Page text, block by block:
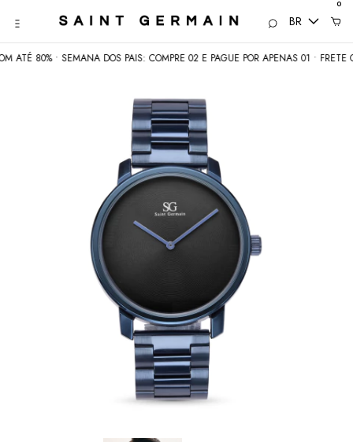
BR
0
• SEMANA DOS PAIS: COMPRE 02 E PAGUE POR APENAS 01 • FRETE